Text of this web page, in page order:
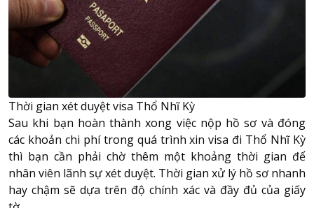
Thời gian xét duyệt visa Thổ Nhĩ Kỳ
Sau khi bạn hoàn thành xong việc nộp hồ sơ và đóng
các khoản chi phí trong quá trình xin visa đi Thổ Nhĩ Kỳ
thì bạn cần phải chờ thêm một khoảng thời gian để
nhân viên lãnh sự xét duyệt. Thời gian xử lý hồ sơ nhanh
hay chậm sẽ dựa trên độ chính xác và đầy đủ của giấy